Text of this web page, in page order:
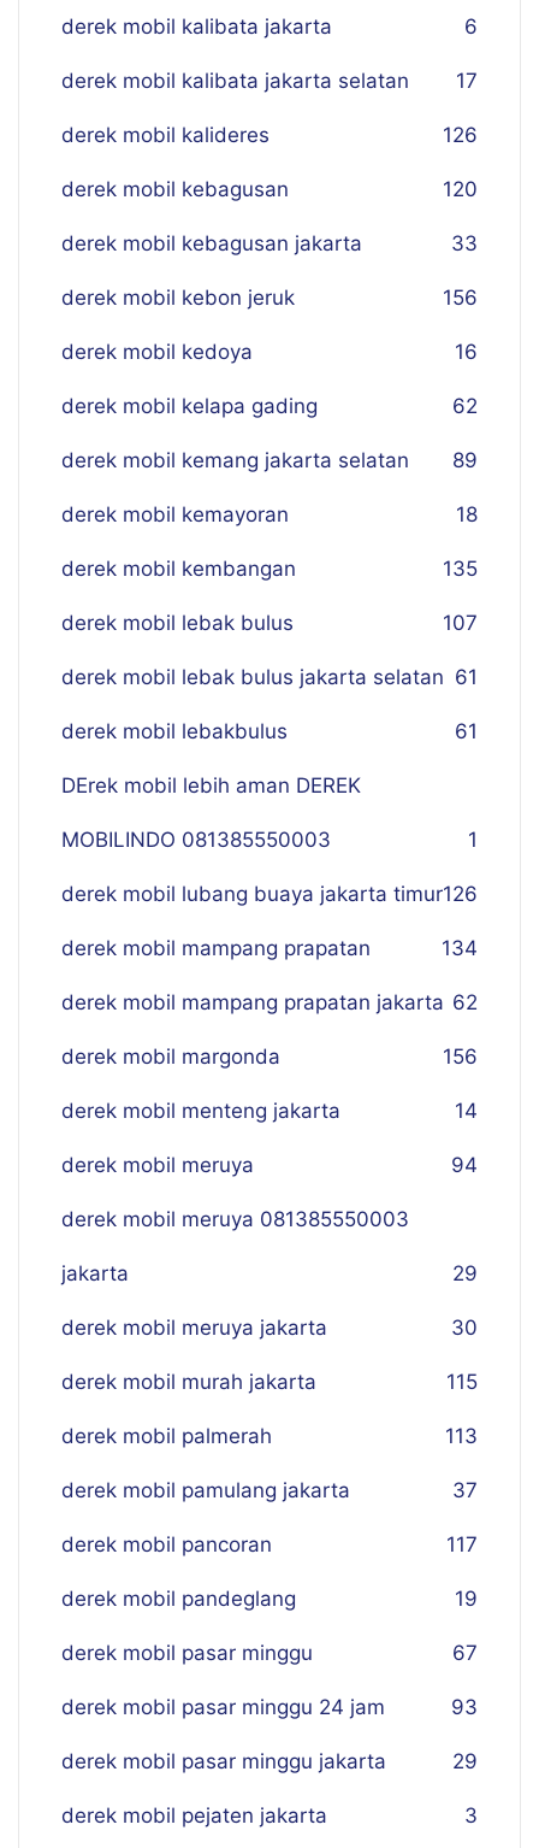
derek mobil kalibata jakarta 6
derek mobil kalibata jakarta selatan 17
derek mobil kalideres 126
derek mobil kebagusan 120
derek mobil kebagusan jakarta 33
derek mobil kebon jeruk 156
derek mobil kedoya 16
derek mobil kelapa gading 62
derek mobil kemang jakarta selatan 89
derek mobil kemayoran 18
derek mobil kembangan 135
derek mobil lebak bulus 107
derek mobil lebak bulus jakarta selatan 61
derek mobil lebakbulus 61
DErek mobil lebih aman DEREK
MOBILINDO 081385550003 1
derek mobil lubang buaya jakarta timur126
derek mobil mampang prapatan 134
derek mobil mampang prapatan jakarta 62
derek mobil margonda 156
derek mobil menteng jakarta 14
derek mobil meruya 94
derek mobil meruya 081385550003
jakarta 29
derek mobil meruya jakarta 30
derek mobil murah jakarta 115
derek mobil palmerah 113
derek mobil pamulang jakarta 37
derek mobil pancoran 117
derek mobil pandeglang 19
derek mobil pasar minggu 67
derek mobil pasar minggu 24 jam 93
derek mobil pasar minggu jakarta 29
derek mobil pejaten jakarta 3